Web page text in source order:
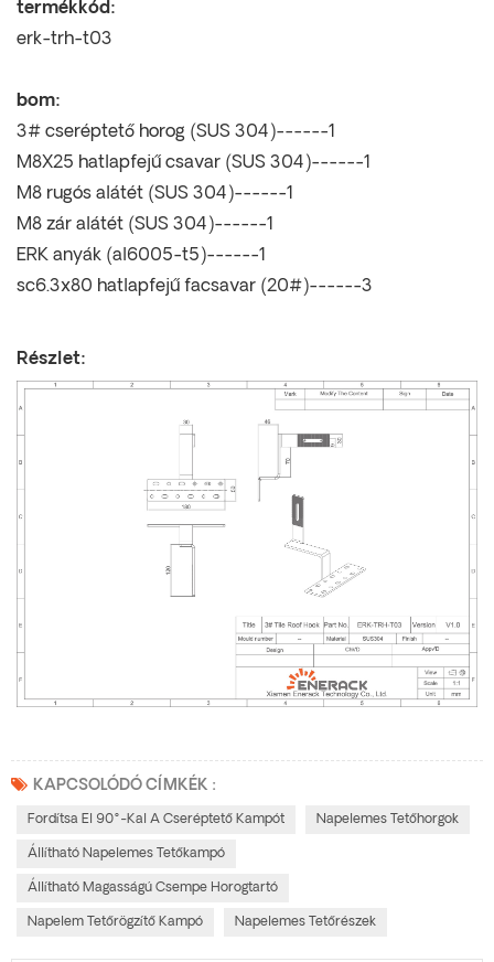
termékkód:
erk-trh-t03
bom:
3# cseréptető horog (SUS 304)------1
M8X25 hatlapfejű csavar (SUS 304)------1
M8 rugós alátét (SUS 304)------1
M8 zár alátét (SUS 304)------1
ERK anyák (al6005-t5)------1
sc6.3x80 hatlapfejű facsavar (20#)------3
Részlet:
KAPCSOLÓDÓ CÍMKÉK :
Fordítsa El 90°-Kal A Cseréptető Kampót Napelemes Tetőhorgok
Állítható Napelemes Tetőkampó
Állítható Magasságú Csempe Horogtartó
Napelem Tetőrögzítő Kampó Napelemes Tetőrészek